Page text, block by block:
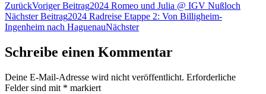
ZurückVoriger Beitrag2024 Romeo und Julia @ IGV Nußloch
Nächster Beitrag2024 Radreise Etappe 2: Von Billigheim-
Ingenheim nach HaguenauNächster
Schreibe einen Kommentar
Deine E-Mail-Adresse wird nicht veröffentlicht. Erforderliche
Felder sind mit * markiert